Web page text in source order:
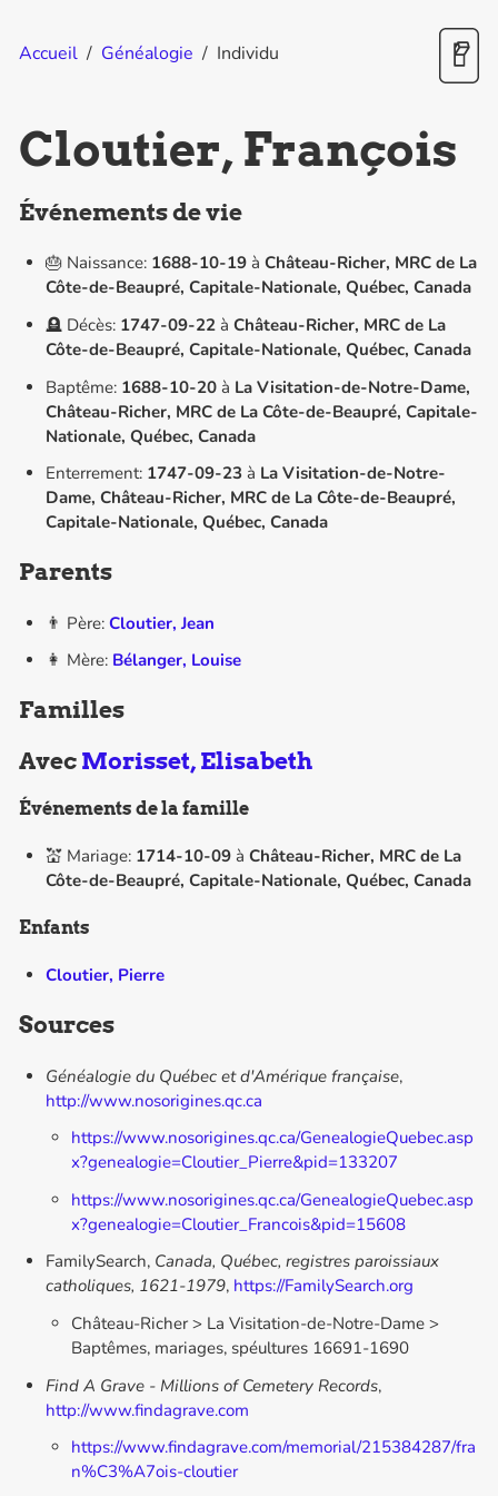
Accueil / Généalogie / Individu
Cloutier, François
Événements de vie
🎂 Naissance: 1688-10-19à Château-Richer, MRC de La
Côte-de-Beaupré, Capitale-Nationale, Québec, Canada
🪦 Décès: 1747-09-22à Château-Richer, MRC de La
Côte-de-Beaupré, Capitale-Nationale, Québec, Canada
Baptême: 1688-10-20à La Visitation-de-Notre-Dame,
Château-Richer, MRC de La Côte-de-Beaupré, Capitale-
Nationale, Québec, Canada
Enterrement: 1747-09-23 à La Visitation-de-Notre-
Dame, Château-Richer, MRC de La Côte-de-Beaupré,
Capitale-Nationale, Québec, Canada
Parents
👨 Père: Cloutier, Jean
👩 Mère: Bélanger, Louise
Familles
Avec Morisset, Elisabeth
Événements de la famille
💒 Mariage: 1714-10-09à Château-Richer, MRC de La
Côte-de-Beaupré, Capitale-Nationale, Québec, Canada
Enfants
Cloutier, Pierre
Sources
Généalogie du Québec et d'Amérique française,
http://www.nosorigines.qc.ca
https://www.nosorigines.qc.ca/GenealogieQuebec.asp
x?genealogie=Cloutier_Pierre&pid=133207
https://www.nosorigines.qc.ca/GenealogieQuebec.asp
x?genealogie=Cloutier_Francois&pid=15608
FamilySearch, Canada, Québec, registres paroissiaux
catholiques, 1621-1979, https://FamilySearch.org
Château-Richer > La Visitation-de-Notre-Dame >
Baptêmes, mariages, spéultures 16691-1690
Find A Grave - Millions of Cemetery Records,
http://www.findagrave.com
https://www.findagrave.com/memorial/215384287/fra
n%C3%A7ois-cloutier